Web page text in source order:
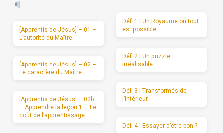
[Apprentis de Jésus] – 01 –
L’autorité du Maître
[Apprentis de Jésus] – 02 –
Le caractère du Maître
[Apprentis de Jésus] – 02b
– Apprendre la leçon 1 — Le
coût de l’apprentissage
Défi 1 | Un Royaume où tout
est possible
Défi 2 | Un puzzle
irréalisable
Défi 3 | Transformés de
l’intérieur
Défi 4 | Essayer d’être bon ?